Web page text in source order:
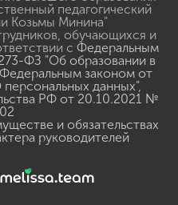
педагогический
Козьмы Минина"
обучающихся и
с Федеральным
ФЗ "Об образовании в
Федеральным законом от
данных",
РФ от 20.10.2021 №
и обязательствах
руководителей